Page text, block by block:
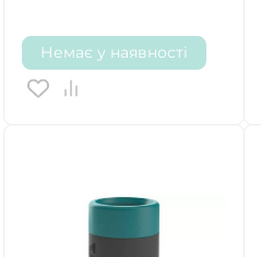
Немає у наявності